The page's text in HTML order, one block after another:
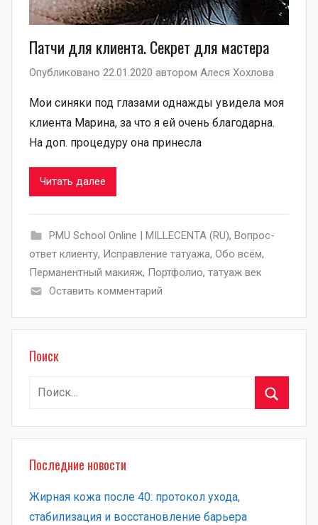
Патчи для клиента. Секрет для мастера
Опубликовано 22.01.2020 автором Алеся Хохлова
Мои синяки под глазами однажды увидела моя
клиента Марина, за что я ей очень благодарна.
На доп. процедуру она принесла
Читать далее
PMU School Online | MILLECENTA (RU), Вопрос-
ответ клиенту, Исправление татуажа, Обо всём,
Перманентный макияж, Портфолио, татуаж век
Оставить комментарий
Поиск
Найти:
Последние новости
Жирная кожа после 40: протокол ухода,
стабилизация и восстановление барьера